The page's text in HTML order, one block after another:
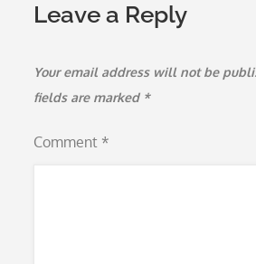
Leave a Reply
Your email address will not be
fields are marked *
Comment *